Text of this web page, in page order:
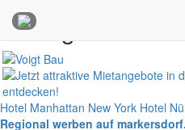
Anzeigen
Hotel Manhattan New York Hotel
Regional werben auf